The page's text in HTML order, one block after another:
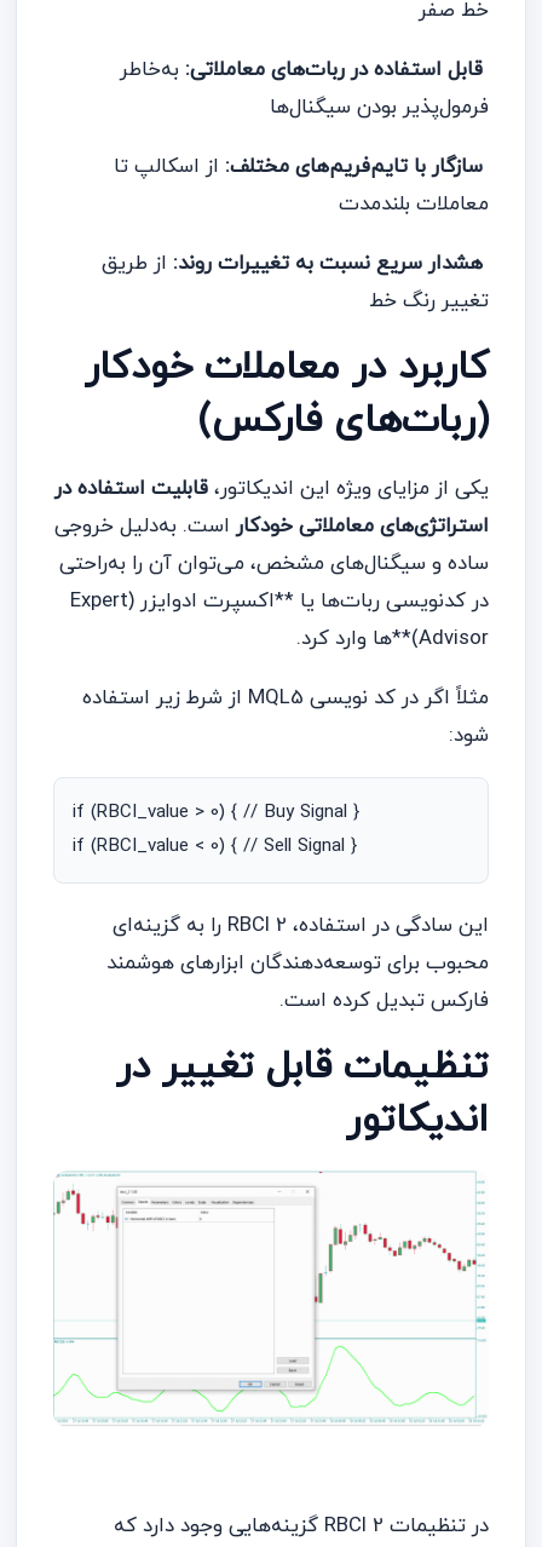
خط صفر
قابل استفاده در ربات‌های معاملاتی: به‌خاطر
فرمول‌پذیر بودن سیگنال‌ها
سازگار با تایم‌فریم‌های مختلف: از اسکالپ تا
معاملات بلندمدت
هشدار سریع نسبت به تغییرات روند: از طریق
تغییر رنگ خط
کاربرد در معاملات خودکار
(ربات‌های فارکس)
یکی از مزایای ویژه این اندیکاتور،قابلیت استفاده در
استراتژی‌های معاملاتی خودکاراست. به‌دلیل خروجی
ساده و سیگنال‌های مشخص، می‌توان آن را به‌راحتی
در کدنویسی ربات‌ها یا **اکسپرت‌ ادوایزر (Expert
Advisor)**‌ها وارد کرد.
مثلاً اگر در کد نویسی MQL5 از شرط زیر استفاده
شود:
if (RBCI_value > 0) { // Buy Signal }
این سادگی در استفاده، RBCI 2 را به گزینه‌ای
محبوب برای توسعه‌دهندگان ابزارهای هوشمند
فارکس تبدیل کرده است.
تنظیمات قابل تغییر در
اندیکاتور
در تنظیمات RBCI 2 گزینه‌هایی وجود دارد که